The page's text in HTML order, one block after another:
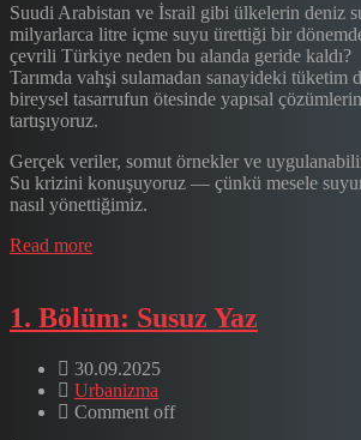
Suudi Arabistan ve İsrail gibi ülkelerin deniz
milyarlarca litre içme suyu ürettiği bir
çevrili Türkiye neden bu alanda geride kaldı?
Tarımda vahşi sulamadan sanayideki tüketim
bireysel tasarrufun ötesinde yapısal
tartışıyoruz.
Gerçek veriler, somut örnekler ve
Su krizini konuşuyoruz — çünkü mesele
nasıl yönettiğimiz.
Read more
1. Bölüm: Susuz Yaz
30.09.2025
Urbanizma
Comment off